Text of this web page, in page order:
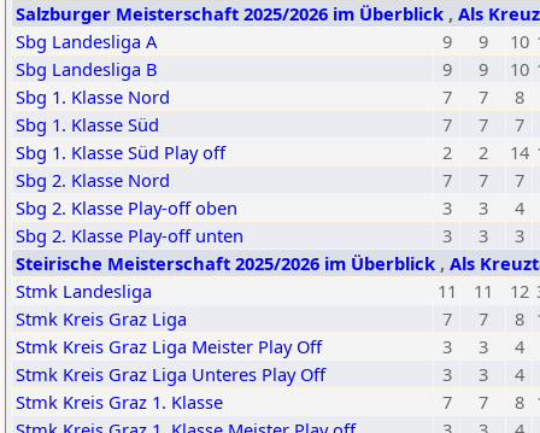
Salzburger Meisterschaft 2025/2026 im Überblick , Als
Sbg Landesliga A
9 9 10
Sbg Landesliga B
9 9 10
Sbg 1. Klasse Nord
7 7
8
Sbg 1. Klasse Süd
7 7
7
Sbg 1. Klasse Süd Play off
2 2 14
Sbg 2. Klasse Nord
7 7
7
Sbg 2. Klasse Play-off oben
3 3
4
Sbg 2. Klasse Play-off unten
3 3
3
Steirische Meisterschaft 2025/2026 im Überblick , Als
Stmk Landesliga
11 11 12
Stmk Kreis Graz Liga
7 7 8
Stmk Kreis Graz Liga Meister Play Off
3 3
4
Stmk Kreis Graz Liga Unteres Play Off
3 3
4
Stmk Kreis Graz 1. Klasse
7 7 8